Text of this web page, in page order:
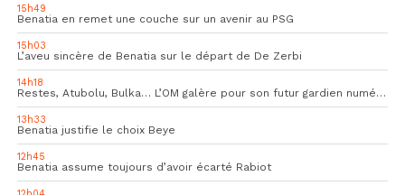
15h49
Benatia en remet une couche sur un avenir au PSG
15h03
L’aveu sincère de Benatia sur le départ de De Zerbi
14h18
Restes, Atubolu, Bulka… L’OM galère pour son futur gardien numéro 1
13h33
Benatia justifie le choix Beye
12h45
Benatia assume toujours d’avoir écarté Rabiot